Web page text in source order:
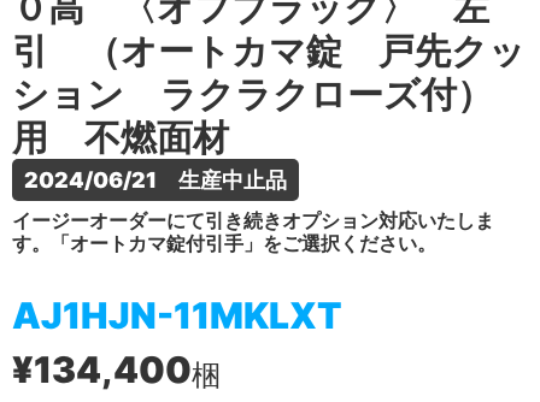
引 （オートカマ錠 戸先クッ
ション ラクラクローズ付）
用 不燃面材
2024/06/21　生産中止品
イージーオーダーにて引き続きオプション対応いたしま
す。「オートカマ錠付引手」をご選択ください。
AJ1HJN-11MKLXT
¥134,400梱